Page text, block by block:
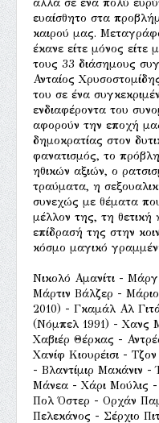
ευαίσθητο στα
καιρού μας.
έκανε είτε μόνος
τους 33 διάσημους
Ανταίος
του σε ένα
ενδιαφέροντα του
αφορούν την εποχή
δημοκρατίας στον
φανατισμός, το
ηθικών αξιών, ο
τραύματα, η
συνεχώς με θέματα
μέλλον της, τη θετική
επίδρασή της στην
κόσμο μαγικό
Νικολό Αμανίτι -
Μάρτιν Βάλζερ -
2010) - Γκαμάλ Αλ
(Νόμπελ 1991) - Χανς
Χαβιέρ Θέρκας -
Χανίφ Κιουρέισι -
- Βλαντίμιρ Μακάνιν
Μάνεα - Χάρι Μούλις
Πολ Όστερ - Ορχάν
Πελεκάνος - Σέρχιο